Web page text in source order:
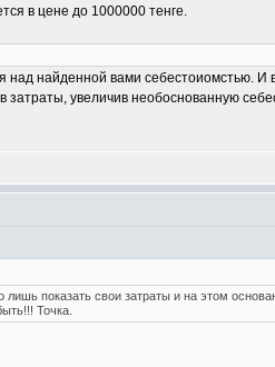
в цене до 1000000 тенге.
над найденной вами себестоиомстью.
затраты, увеличив необоснованную
лишь показать свои затраты и на этом
Точка.